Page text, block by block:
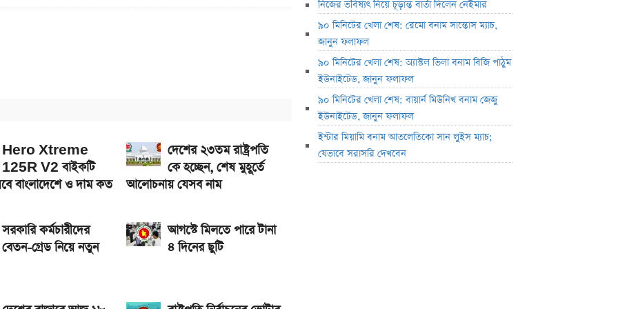
Hero Xtreme
125R V2 বাইকটি
বাংলাদেশে ও দাম কত
দেশের ২৩তম রাষ্ট্রপতি
কে হচ্ছেন, শেষ মুহূর্তে
আলোচনায় যেসব নাম
সরকারি কর্মচারীদের
বেতন-গ্রেড নিয়ে নতুন
আগস্টে মিলতে পারে টানা
৪ দিনের ছুটি
নিজের ভবিষ্যৎ নিয়ে চূড়ান্ত বার্তা দিলেন নেইমার
৯০ মিনিটের খেলা শেষ: রেমো বনাম সান্তোস ম্যাচ,
জানুন ফলাফল
৯০ মিনিটের খেলা শেষ: অ্যাস্টল ভিলা বনাম বিজি পাঠুম
ইউনাইটেড, জানুন ফলাফল
৯০ মিনিটের খেলা শেষ: বায়ার্ন মিউনিখ বনাম জেজু
ইউনাইটেড, জানুন ফলাফল
ইন্টার মিয়ামি বনাম আতলেতিকো সান লুইস ম্যাচ;
যেভাবে সরাসরি দেখবেন